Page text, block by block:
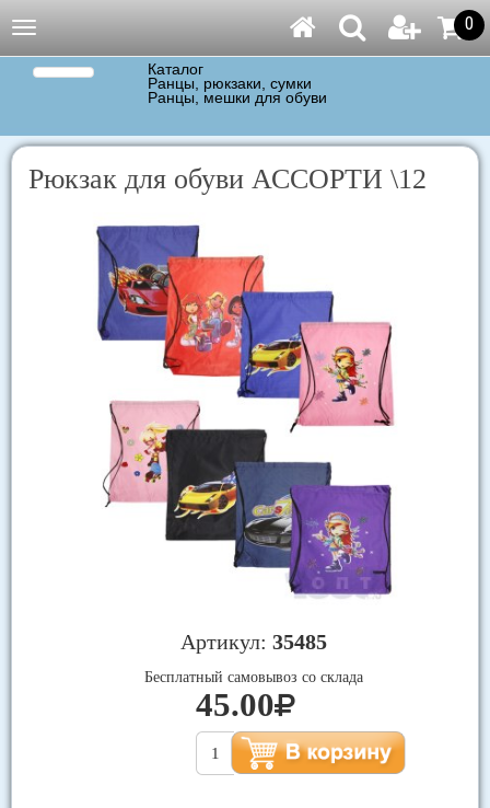
Навигация 0
Каталог
Ранцы, рюкзаки, сумки
Ранцы, мешки для обуви
Рюкзак для обуви АССОРТИ \12
Артикул: 35485
Бесплатный самовывоз со склада
45.00